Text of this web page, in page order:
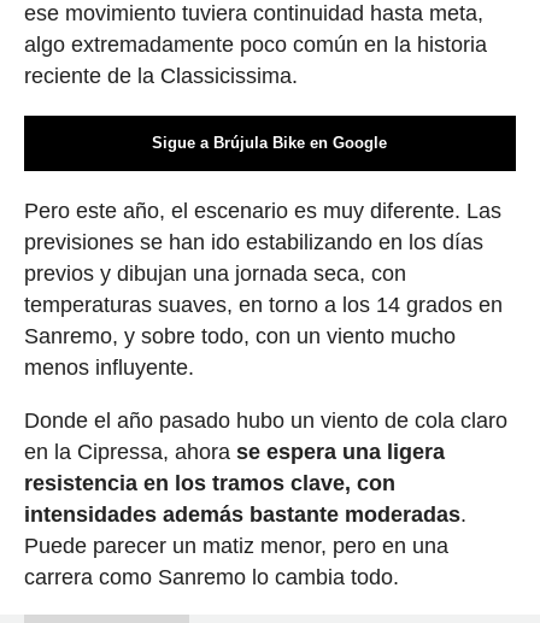
ese movimiento tuviera continuidad hasta meta,
algo extremadamente poco común en la historia
reciente de la Classicissima.
Sigue a Brújula Bike en Google
Pero este año, el escenario es muy diferente. Las
previsiones se han ido estabilizando en los días
previos y dibujan una jornada seca, con
temperaturas suaves, en torno a los 14 grados en
Sanremo, y sobre todo, con un viento mucho
menos influyente.
Donde el año pasado hubo un viento de cola claro
en la Cipressa, ahora se espera una ligera
resistencia en los tramos clave, con
intensidades además bastante moderadas.
Puede parecer un matiz menor, pero en una
carrera como Sanremo lo cambia todo.